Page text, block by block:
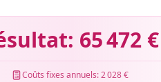
65 472 €
Coûts fixes annuels:2 028 €